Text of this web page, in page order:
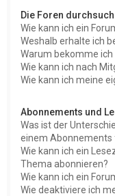
Die Foren
Wie kann ich ein
Weshalb erhalte ich
Warum bekomme ich
Wie kann ich nach
Wie kann ich meine
Abonnements und
Was ist der
einem Abonnements
Wie kann ich ein
Thema abonnieren?
Wie kann ich ein
Wie deaktiviere ich